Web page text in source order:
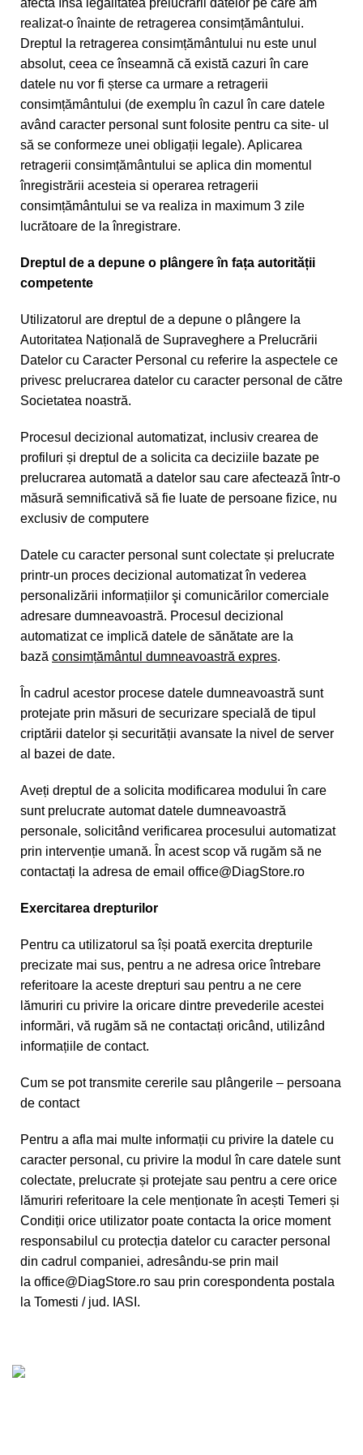
afecta însă legalitatea prelucrării datelor pe care am
realizat-o înainte de retragerea consimțământului.
Dreptul la retragerea consimțământului nu este unul
absolut, ceea ce înseamnă că există cazuri în care
datele nu vor fi șterse ca urmare a retragerii
consimțământului (de exemplu în cazul în care datele
având caracter personal sunt folosite pentru ca site- ul
să se conformeze unei obligații legale). Aplicarea
retragerii consimțământului se aplica din momentul
înregistrării acesteia si operarea retragerii
consimțământului se va realiza in maximum 3 zile
lucrătoare de la înregistrare.
Dreptul de a depune o plângere în fața autorității
competente
Utilizatorul are dreptul de a depune o plângere la
Autoritatea Națională de Supraveghere a Prelucrării
Datelor cu Caracter Personal cu referire la aspectele ce
privesc prelucrarea datelor cu caracter personal de către
Societatea noastră.
Procesul decizional automatizat, inclusiv crearea de
profiluri și dreptul de a solicita ca deciziile bazate pe
prelucrarea automată a datelor sau care afectează într-o
măsură semnificativă să fie luate de persoane fizice, nu
exclusiv de computere
Datele cu caracter personal sunt colectate și prelucrate
printr-un proces decizional automatizat în vederea
personalizării informațiilor şi comunicărilor comerciale
adresare dumneavoastră. Procesul decizional
automatizat ce implică datele de sănătate are la
bază consimțământul dumneavoastră expres.
În cadrul acestor procese datele dumneavoastră sunt
protejate prin măsuri de securizare specială de tipul
criptării datelor și securității avansate la nivel de server
al bazei de date.
Aveți dreptul de a solicita modificarea modului în care
sunt prelucrate automat datele dumneavoastră
personale, solicitând verificarea procesului automatizat
prin intervenție umană. În acest scop vă rugăm să ne
contactați la adresa de email office@DiagStore.ro
Exercitarea drepturilor
Pentru ca utilizatorul sa își poată exercita drepturile
precizate mai sus, pentru a ne adresa orice întrebare
referitoare la aceste drepturi sau pentru a ne cere
lămuriri cu privire la oricare dintre prevederile acestei
informări, vă rugăm să ne contactați oricând, utilizând
informațiile de contact.
Cum se pot transmite cererile sau plângerile – persoana
de contact
Pentru a afla mai multe informații cu privire la datele cu
caracter personal, cu privire la modul în care datele sunt
colectate, prelucrate și protejate sau pentru a cere orice
lămuriri referitoare la cele menționate în acești Temeri și
Condiții orice utilizator poate contacta la orice moment
responsabilul cu protecția datelor cu caracter personal
din cadrul companiei, adresându-se prin mail
la office@DiagStore.ro sau prin corespondenta postala
la Tomesti / jud. IASI.